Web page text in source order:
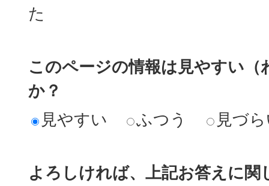
た
このページの情報は見やすい
か？
見やすい
ふつう 見づ
よろしければ、上記お答えに関